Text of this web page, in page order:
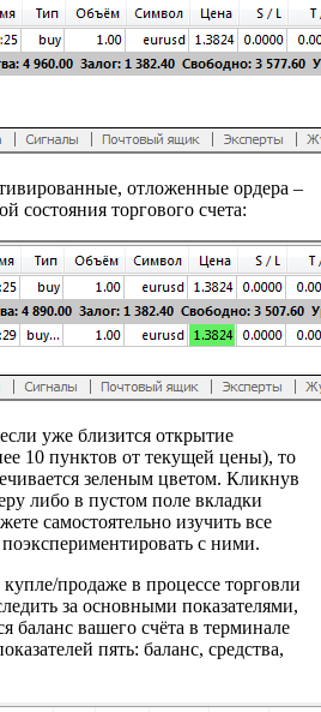
отложенные ордера –
состояния торгового счета:
уже близится открытие
10 пунктов от текущей цены), то
зеленым цветом. Кликнув
либо в пустом поле вкладки
самостоятельно изучить все
с ними.
продаже в процессе торговли
за основными показателями,
баланс вашего счёта в терминале
пять: баланс, средства,